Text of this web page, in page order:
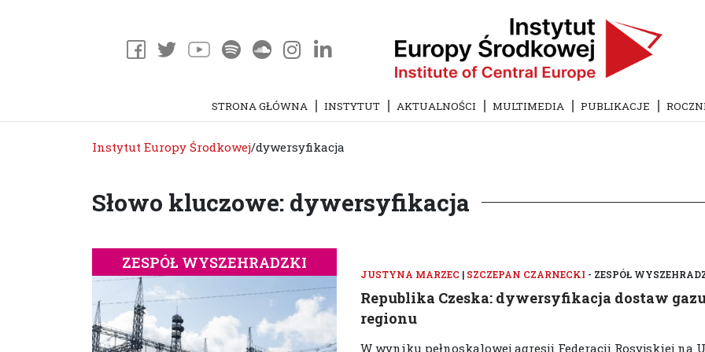
STRONA GŁÓWNA INSTYTUT AKTUALNOŚCI MULTIMEDIA PUBLIKACJE
Instytut Europy Środkowej/dywersyfikacja
Słowo kluczowe: dywersyfikacja
ZESPÓŁ WYSZEHRADZKI
JUSTYNA MARZEC | SZCZEPAN CZARNECKI - ZESPÓŁ
Republika Czeska: dywersyfikacja dostaw
regionu
W wyniku pełnoskalowej agresji Federacji Rosyjskiej na